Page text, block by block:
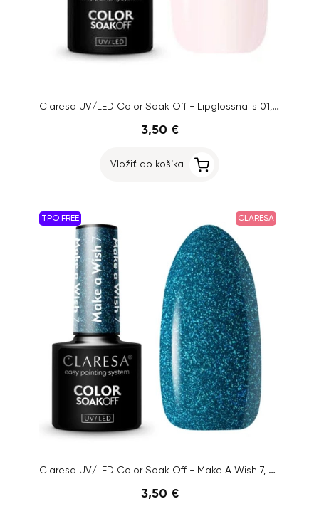
Claresa UV/LED Color Soak Off - Lipglossnails 01, 5g
3,50 €
Vložiť do košíka
TPO FREE CLARESA
Claresa UV/LED Color Soak Off - Make A Wish 7, 5g
3,50 €